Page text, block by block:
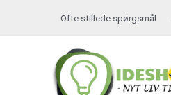
Ofte stillede spørgsmål